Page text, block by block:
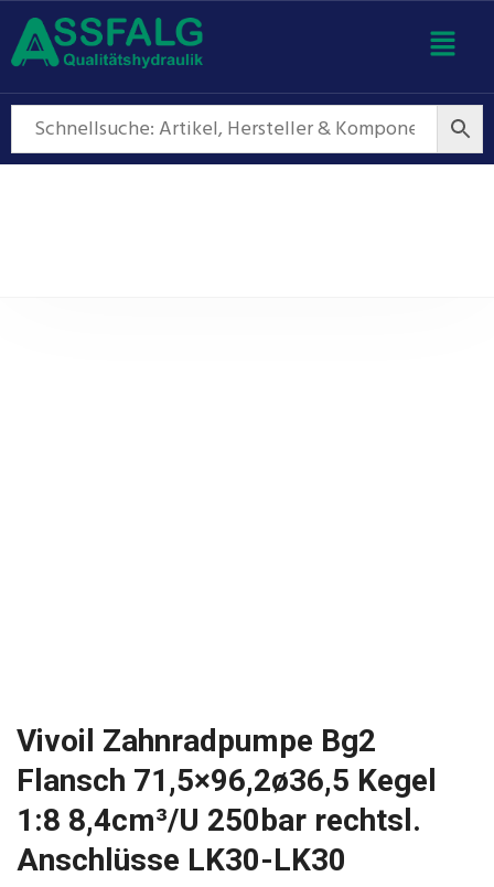
Vivoil Zahnradpumpe Bg2
Flansch 71,5×96,2ø36,5 Kegel
1:8 8,4cm³/U 250bar rechtsl.
Anschlüsse LK30-LK30